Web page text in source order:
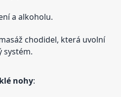
a alkoholu.
chodidel, která uvolní
systém.
nohy: